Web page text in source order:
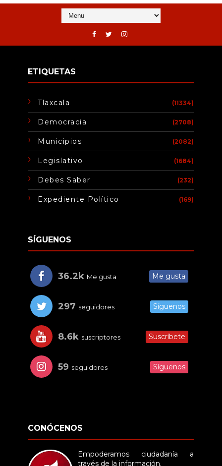
ETIQUETAS
Tlaxcala (11334)
Democracia (2708)
Municipios (2082)
Legislativo (1684)
Debes Saber (232)
Expediente Político (169)
SÍGUENOS
36.2k Me gusta Me gusta
297 seguidores Síguenos
8.6k suscriptores Suscríbete
59 seguidores Síguenos
CONÓCENOS
Empoderamos ciudadanía a
través de la información.